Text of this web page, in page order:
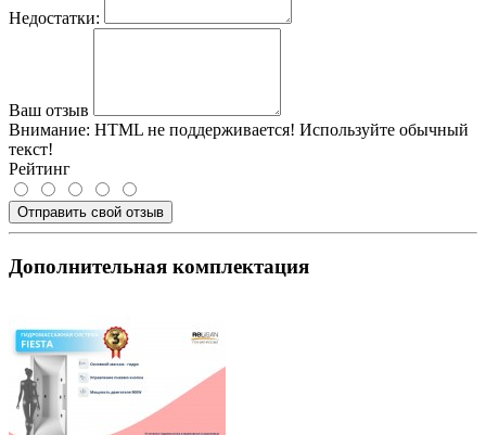
Недостатки:
Ваш отзыв
Внимание: HTML не поддерживается! Используйте обычный
текст!
Рейтинг
Отправить свой отзыв
Дополнительная комплектация